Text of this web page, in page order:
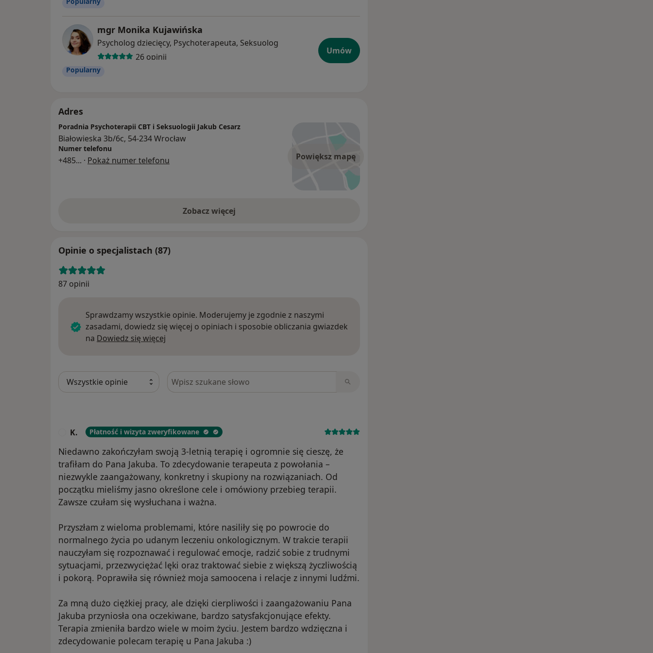
mgr Monika Kujawińska
Psycholog dziecięcy, Psychoterapeuta, Seksuolog
26 opinii
Popularny
Umów
Adres
Powiększ mapę
Poradnia Psychoterapii CBT i Seksuologii Jakub Cesarz
Białowieska 3b/6c, 54-234 Wrocław
Numer telefonu
+485... · Pokaż numer telefonu
Zobacz więcej
Opinie o specjalistach (87)
87 opinii
Sprawdzamy wszystkie opinie. Moderujemy je zgodnie z naszymi
zasadami, dowiedz się więcej o opiniach i sposobie obliczania gwiazdek
na Dowiedz się więcej
Szukaj w opiniach
K. Płatność i wizyta zweryfikowane
Niedawno zakończyłam swoją 3-letnią terapię i ogromnie się cieszę, że
trafiłam do Pana Jakuba. To zdecydowanie terapeuta z powołania –
niezwykle zaangażowany, konkretny i skupiony na rozwiązaniach. Od
początku mieliśmy jasno określone cele i omówiony przebieg terapii.
Zawsze czułam się wysłuchana i ważna.
Przyszłam z wieloma problemami, które nasiliły się po powrocie do
normalnego życia po udanym leczeniu onkologicznym. W trakcie terapii
nauczyłam się rozpoznawać i regulować emocje, radzić sobie z trudnymi
sytuacjami, przezwyciężać lęki oraz traktować siebie z większą życzliwością
i pokorą. Poprawiła się również moja samoocena i relacje z innymi ludźmi.
Za mną dużo ciężkiej pracy, ale dzięki cierpliwości i zaangażowaniu Pana
Jakuba przyniosła ona oczekiwane, bardzo satysfakcjonujące efekty.
Terapia zmieniła bardzo wiele w moim życiu. Jestem bardzo wdzięczna i
zdecydowanie polecam terapię u Pana Jakuba :)